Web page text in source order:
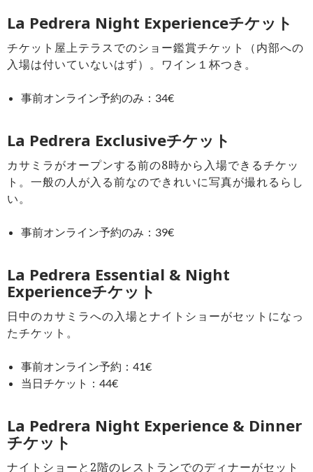
La Pedrera Night Experienceチケット
チケット屋上テラスでのショー鑑賞チケット（内部への
入場は付いていないはず）。ワイン１杯つき。
事前オンライン予約のみ：34€
La Pedrera Exclusiveチケット
カサミラがオープンする前の8時から入場できるチケッ
ト。一般の人が入る前なのできれいに写真が撮れるらし
い。
事前オンライン予約のみ：39€
La Pedrera Essential & Night
Experienceチケット
日中のカサミラへの入場とナイトショーがセットになっ
たチケット。
事前オンライン予約：41€
当日チケット：44€
La Pedrera Night Experience & Dinner
チケット
ナイトショーと2階のレストランでのディナーがセット